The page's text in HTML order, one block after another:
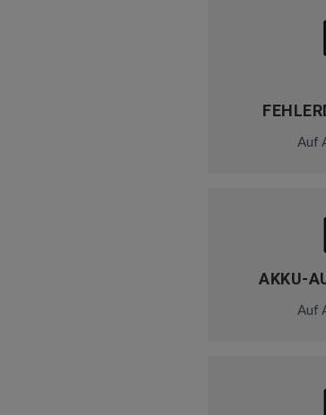
Auf
AKKU-
Auf